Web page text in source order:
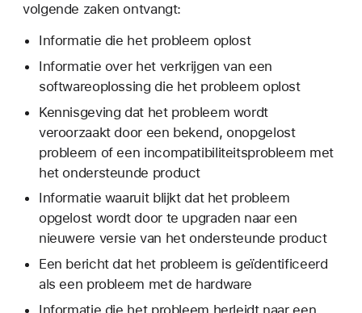
volgende zaken ontvangt:
Informatie die het probleem oplost
Informatie over het verkrijgen van een
softwareoplossing die het probleem oplost
Kennisgeving dat het probleem wordt
veroorzaakt door een bekend, onopgelost
probleem of een incompatibiliteitsprobleem met
het ondersteunde product
Informatie waaruit blijkt dat het probleem
opgelost wordt door te upgraden naar een
nieuwere versie van het ondersteunde product
Een bericht dat het probleem is geïdentificeerd
als een probleem met de hardware
Informatie die het probleem herleidt naar een